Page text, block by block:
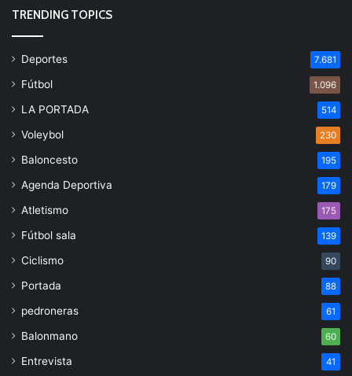
TRENDING TOPICS
Deportes 7.681
Fútbol 1.096
LA PORTADA 514
Voleybol 230
Baloncesto 195
Agenda Deportiva 179
Atletismo 175
Fútbol sala 139
Ciclismo 90
Portada 88
pedroneras 61
Balonmano 60
Entrevista 41